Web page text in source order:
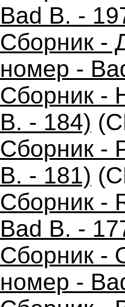
Bad B. -
Сборник -
номер -
Сборник -
B. - 184)
Сборник -
B. - 181)
Сборник -
Bad B. -
Сборник -
номер -